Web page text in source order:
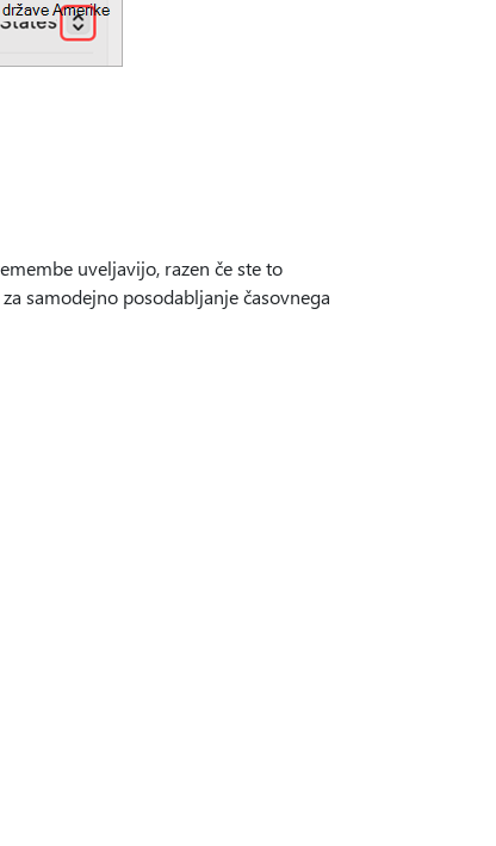
uveljavijo, razen če ste to
samodejno posodabljanje časovnega